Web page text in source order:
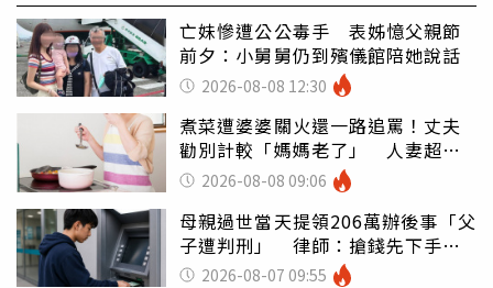
亡妹慘遭公公毒手 表姊憶父親節
前夕：小舅舅仍到殯儀館陪她說話
2026-08-08 12:30
煮菜遭婆婆關火還一路追罵！丈夫
勸別計較「媽媽老了」 人妻超崩
潰：我像台傭
2026-08-08 09:06
母親過世當天提領206萬辦後事「父
子遭判刑」 律師：搶錢先下手是
罪 2026-08-07 09:55